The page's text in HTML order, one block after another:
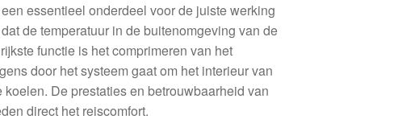
essentieel onderdeel voor de juiste werking
de temperatuur in de buitenomgeving van de
functie is het comprimeren van het
door het systeem gaat om het interieur van
koelen. De prestaties en betrouwbaarheid van
direct het reiscomfort.